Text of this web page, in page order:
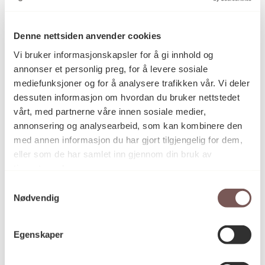
Denne nettsiden anvender cookies
Vi bruker informasjonskapsler for å gi innhold og
annonser et personlig preg, for å levere sosiale
mediefunksjoner og for å analysere trafikken vår. Vi deler
dessuten informasjon om hvordan du bruker nettstedet
vårt, med partnerne våre innen sosiale medier,
annonsering og analysearbeid, som kan kombinere den
med annen informasjon du har gjort tilgjengelig for dem,
eller som de har samlet inn gjennom din bruk av
Nødvendig
Egenskaper
tre videofilmer. Filmene går i loop på tre
åtte millimeter tykke jernstengene ved
egne krefter. Foto: Niklas Hart/ KORO
Tettere samarbeid
Juryleder Nora Ceciliedatter Nerdrum fra KORO
håper at prisen ikke bare vil komme prisvinneren til
gode, men også bidra til et tettere samarbeid mellom
KORO og Norges eneste utdanning innenfor
– Å motta et stipend innebærer at man blir sett av
sine fagfeller. I tillegg er prisen et økonomisk bidrag
mange aktører og lite midler. Stipendet er også et